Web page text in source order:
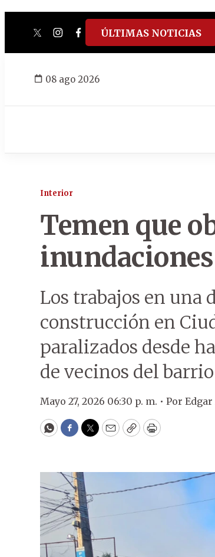
twitterinstagram
facebook
tiktokyoutube
spotify
ÚLTIMAS NOTICIAS
08 ago 2026
Interior
Temen que
inundaciones
Los trabajos en una
construcción en
paralizados desde
de vecinos del
Mayo 27, 2026 06:30 p. m. • Por
WhatsApp
Facebook
Twitter
EmailCopyPrint